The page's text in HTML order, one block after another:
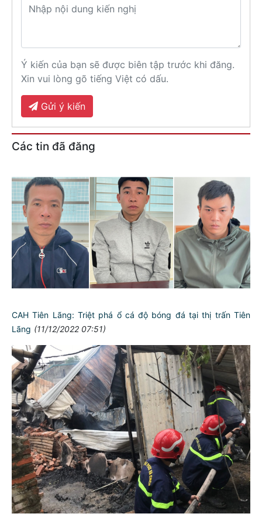
Ý kiến của bạn sẽ được biên tập trước khi đăng.
Xin vui lòng gõ tiếng Việt có dấu.
Gửi ý kiến
Các tin đã đăng
CAH Tiên Lãng: Triệt phá ổ cá độ bóng đá tại thị trấn Tiên
Lãng (11/12/2022 07:51)